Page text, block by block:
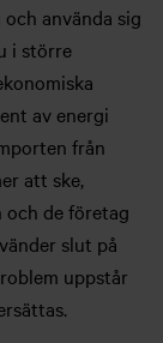
använda sig
i större
av energi
från
att ske,
de företag
slut på
uppstår